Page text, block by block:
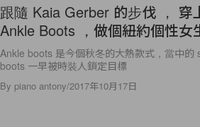
跟隨 Kaia Gerber 的步伐 ， 穿
Ankle Boots ，做個紐約個性女
Ankle boots 是今個秋冬的大熱款式，當中
boots 一早被時裝人鎖定目標
By piano antony/2017年10月17日